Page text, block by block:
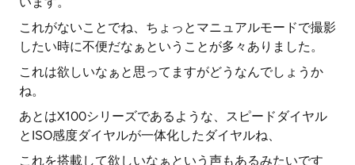
これがないことでね、ちょっとマニュアルモードで撮影
したい時に不便だなぁということが多々ありました。
これは欲しいなぁと思ってますがどうなんでしょうか
ね。
あとはX100シリーズであるような、スピードダイヤル
とISO感度ダイヤルが一体化したダイヤルね、
これを搭載して欲しいなぁという声もあるみたいです